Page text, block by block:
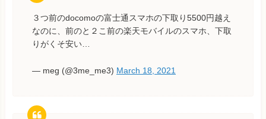
３つ前のdocomoの富士通スマホの下取り5500円越え
なのに、前のと２こ前の楽天モバイルのスマホ、下取
りがくそ安い…
— meg (@3me_me3) March 18, 2021